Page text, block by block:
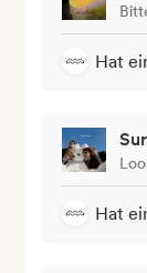
Hat
Hat